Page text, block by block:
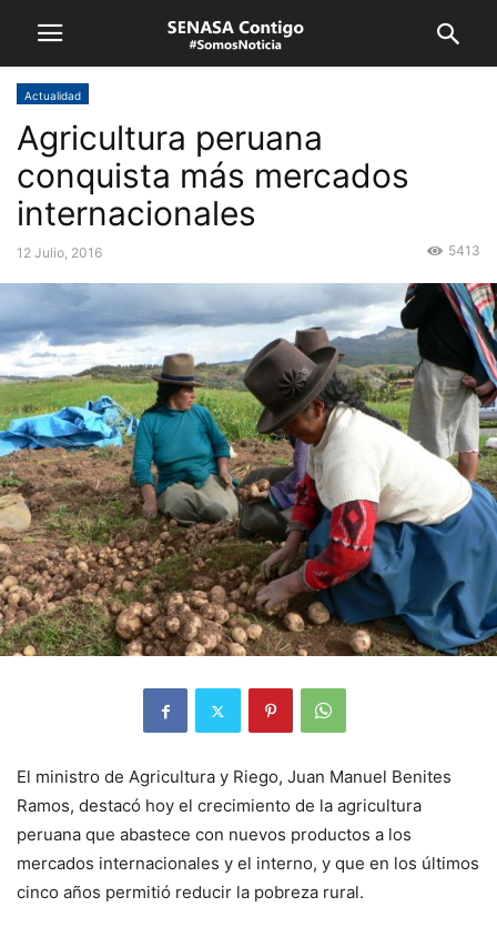
Actualidad
Agricultura peruana
conquista más mercados
internacionales
12 Julio, 2016 5413
El ministro de Agricultura y Riego, Juan Manuel Benites
Ramos, destacó hoy el crecimiento de la agricultura
peruana que abastece con nuevos productos a los
mercados internacionales y el interno, y que en los últimos
cinco años permitió reducir la pobreza rural.